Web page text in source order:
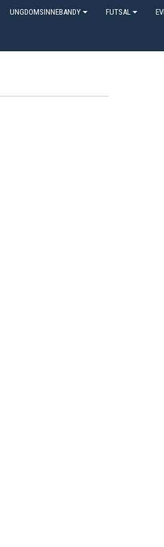
UNGDOMSINNEBANDY FUTSAL